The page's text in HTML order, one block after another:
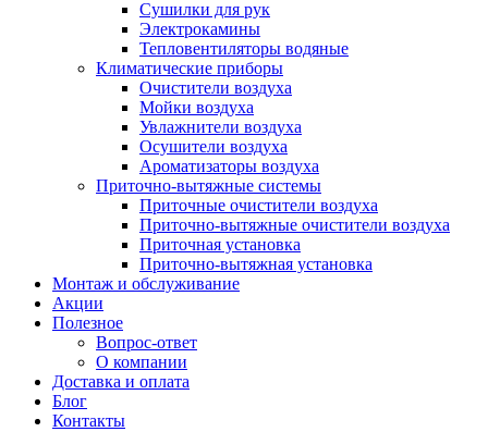
Сушилки для рук
Электрокамины
Тепловентиляторы водяные
Климатические приборы
Очистители воздуха
Мойки воздуха
Увлажнители воздуха
Осушители воздуха
Ароматизаторы воздуха
Приточно-вытяжные системы
Приточные очистители воздуха
Приточно-вытяжные очистители воздуха
Приточная установка
Приточно-вытяжная установка
Монтаж и обслуживание
Акции
Полезное
Вопрос-ответ
О компании
Доставка и оплата
Блог
Контакты